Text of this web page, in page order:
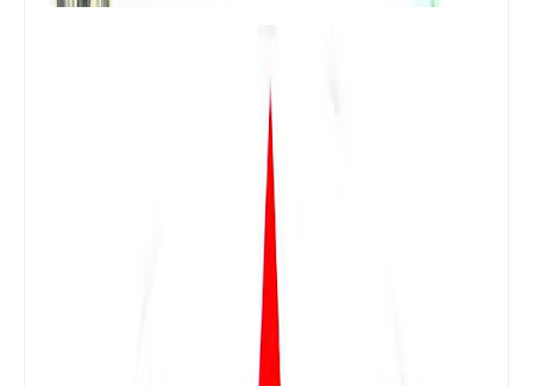
مجلس علماء فلسطين في لبنان يدين
الانفجار الذي وقع في صيدا